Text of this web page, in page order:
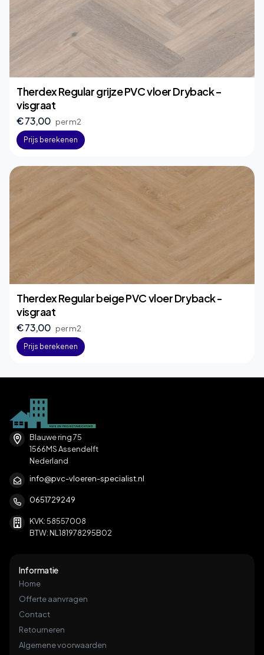
Therdex Regular grijze PVC vloer Dryback –
visgraat
€ 73,00 per m2
Prijs berekenen
Therdex Regular beige PVC vloer Dryback -
visgraat
€ 73,00 per m2
Prijs berekenen
Blauwe ring 75
1566MS Assendelft
Nederland
info@pvc-vloeren-specialist.nl
0651729249
KVK: 58557008
BTW: NL181978295B02
Informatie
Home
Offerte aanvragen
Contact
Retourneren
Algemene voorwaarden